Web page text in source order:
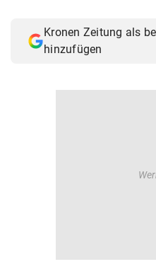
Kronen Zeitung als
hinzufügen